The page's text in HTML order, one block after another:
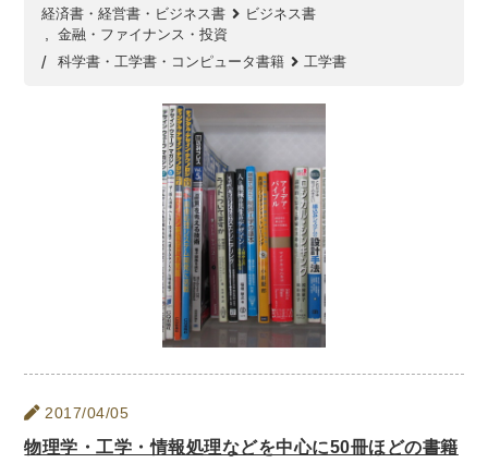
書道
インテリアデザイン・建築デザイン
他建築・芸術
住宅建築
写真 ・絵画 ・美術
日本の伝統文化
楽譜・スコア・音楽書
科学書・工学書・コンピュータ書籍
宇宙学・天文学 工学書 数学書
生物・バイオテクノロジー
農学
金属・鉱学
電気・通信
IT・テクノロジー・コンピュータ
他理工書
化学 地球科学・エコロジー
経済書・経営書・ビジネス書
ビジネス書
金融・ファイナンス・投資
科学書・工学書・コンピュータ書籍
工学書
2017/04/05
物理学・工学・情報処理などを中心に50冊ほどの書籍